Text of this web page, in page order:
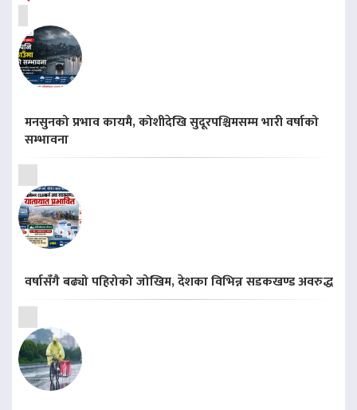
मनसुनको प्रभाव कायमै, कोशीदेखि सुदूरपश्चिमसम्म भारी वर्षाको
सम्भावना
वर्षासँगै बढ्यो पहिरोको जोखिम, देशका विभिन्न सडकखण्ड अवरुद्ध